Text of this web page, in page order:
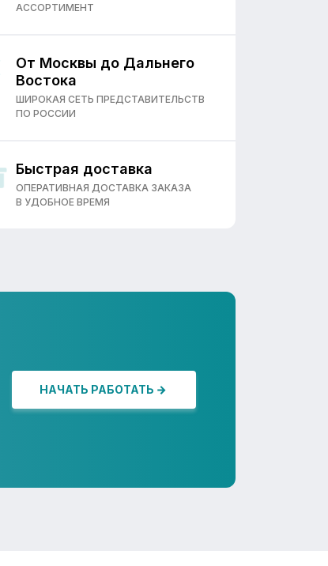
АССОРТИМЕНТ
От Москвы до Дальнего
Востока
ШИРОКАЯ СЕТЬ ПРЕДСТАВИТЕЛЬСТВ
ПО РОССИИ
Быстрая доставка
ОПЕРАТИВНАЯ ДОСТАВКА ЗАКАЗА
В УДОБНОЕ ВРЕМЯ
НАЧАТЬ РАБОТАТЬ